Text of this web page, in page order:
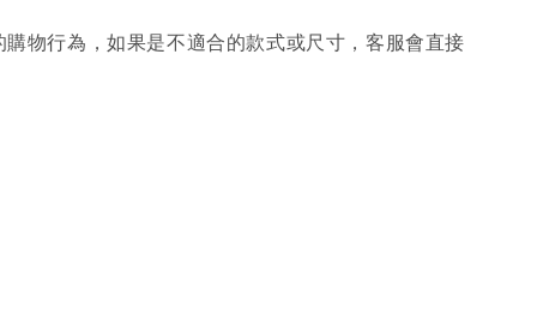
物行為，如果是不適合的款式或尺寸，客服會直接